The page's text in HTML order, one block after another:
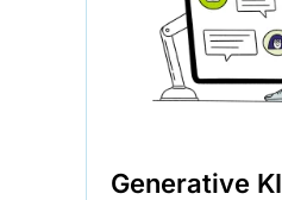
Generative KI